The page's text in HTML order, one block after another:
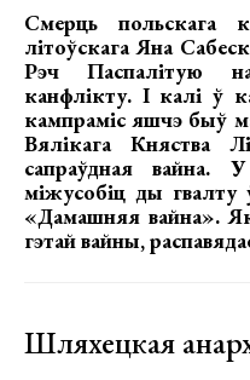
Смерць польскага
літоўскага Яна
Рэч Паспалітую
канфлікту. І калі ў
кампраміс яшчэ быў
Вялікага Княства
сапраўдная вайна.
міжусобіц ды гвалту
«Дамашняя вайна».
гэтай вайны,
Шляхецкая